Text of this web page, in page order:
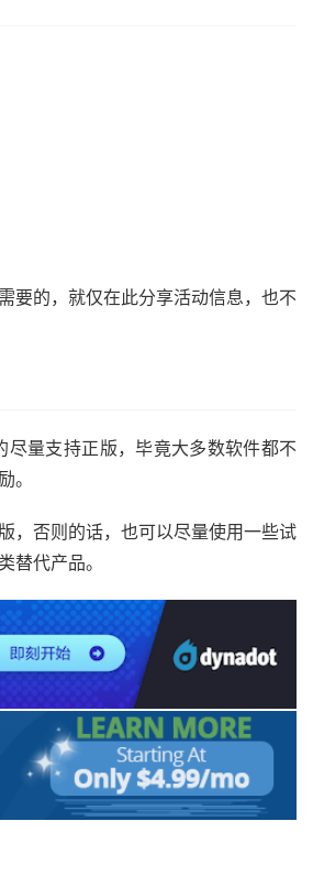
要的，就仅在此分享活动信息，也不
量支持正版，毕竟大多数软件都不
。
，否则的话，也可以尽量使用一些试
替代产品。